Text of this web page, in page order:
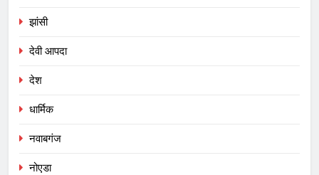
झांसी
देवी आपदा
देश
धार्मिक
नवाबगंज
नोएडा